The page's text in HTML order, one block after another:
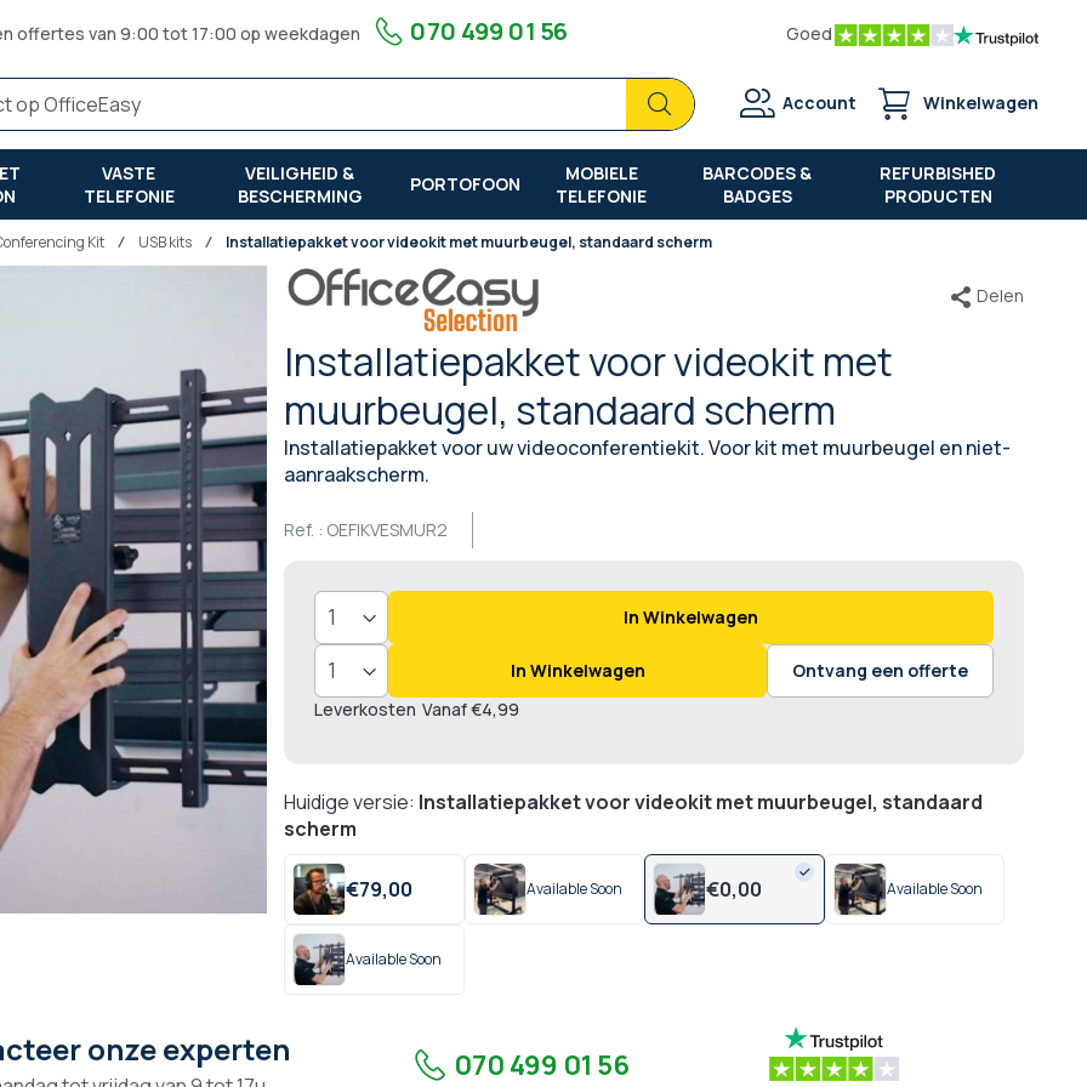
offertes van 9:00 tot 17:00 op weekdagen 070 499 01 56 Goed
Zoek
Zoek
Account Winkelwagen
VASTE
TELEFONIE
VEILIGHEID &
BESCHERMING
PORTOFOON
MOBIELE
TELEFONIE
BARCODES &
BADGES
REFURBISHED
PRODUCTEN
Kit USB kits Installatiepakket voor videokit met muurbeugel, standaard scherm
Installatiepakket voor videokit met
muurbeugel, standaard scherm
Installatiepakket voor uw videoconferentiekit. Voor kit met muurbeugel en niet-
aanraakscherm.
Ref. : OEFIKVESMUR2
Delen
Leverkosten Vanaf €4,99
In Winkelwagen
In Winkelwagen Ontvang een offerte
Huidige versie: Installatiepakket voor videokit met muurbeugel, standaard
scherm
€79,00 Available Soon €0,00 Available Soon
Available Soon
onze experten 070 499 01 56